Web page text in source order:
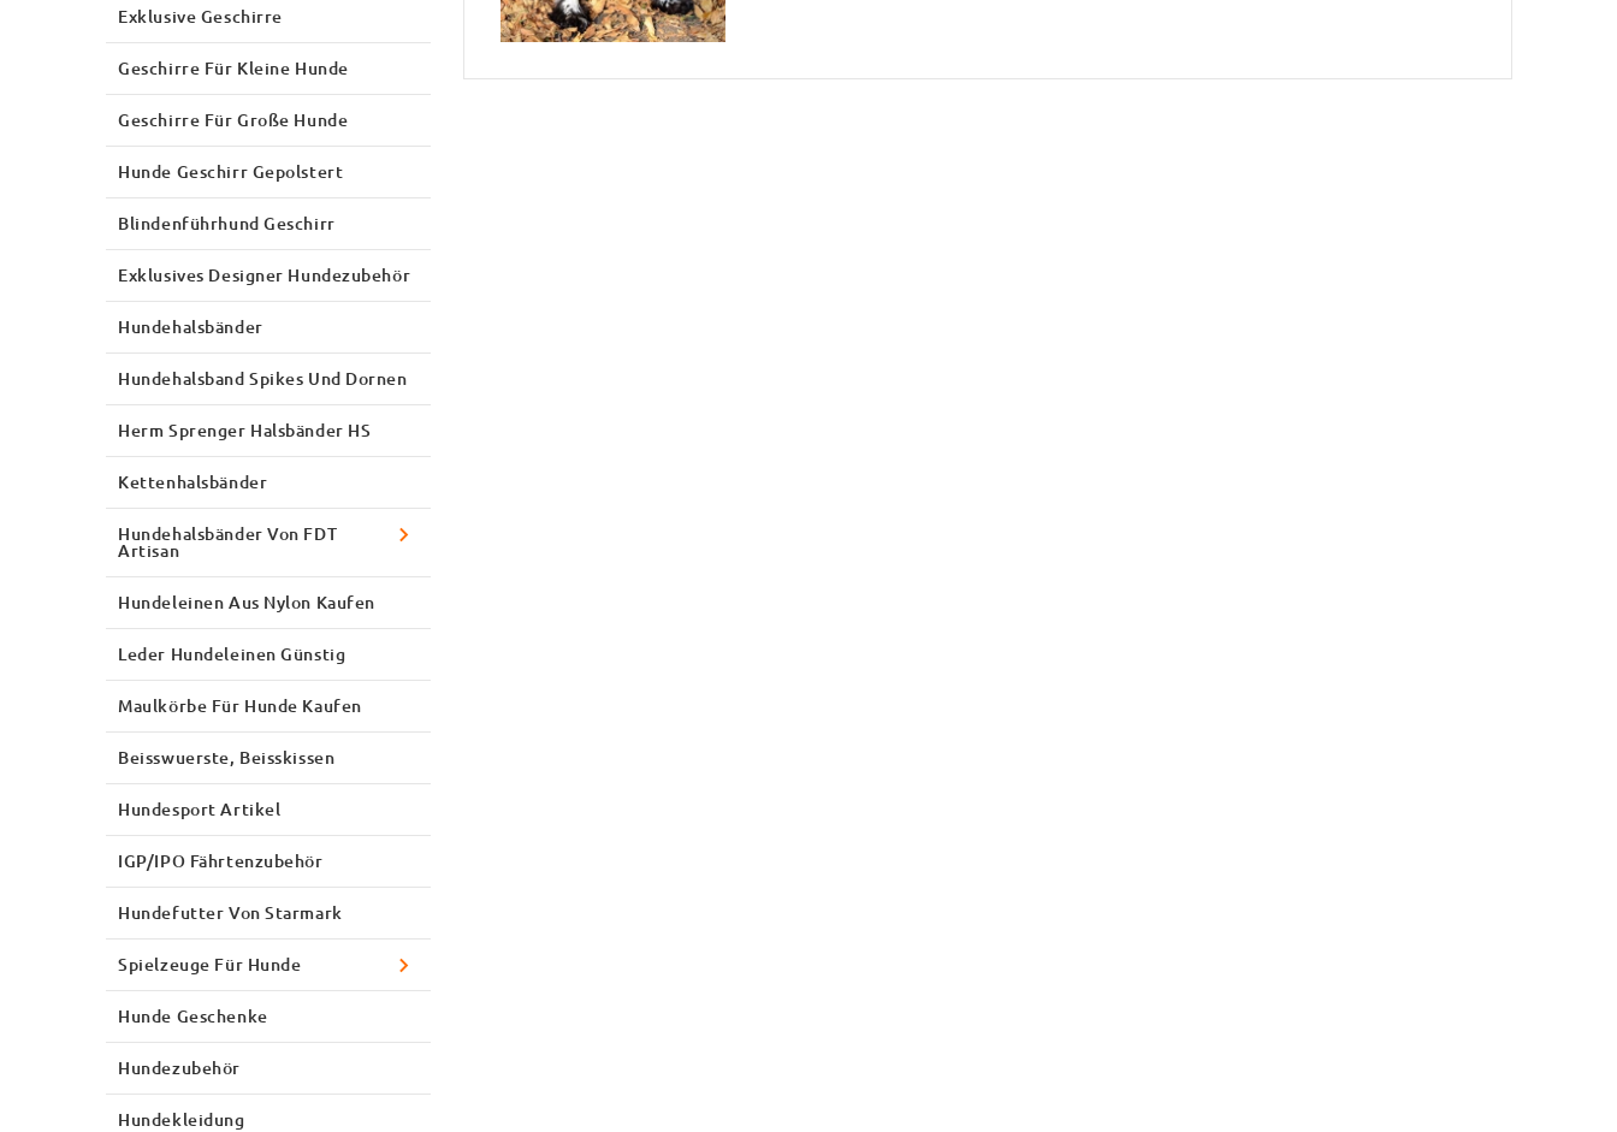
Exklusive Geschirre
Geschirre Für Kleine Hunde
Geschirre Für Große Hunde
Hunde Geschirr Gepolstert
Blindenführhund Geschirr
Exklusives Designer Hundezubehör
Hundehalsbänder
Hundehalsband Spikes Und Dornen
Herm Sprenger Halsbänder HS
Kettenhalsbänder
Hundehalsbänder Von FDT
Artisan
Hundeleinen Aus Nylon Kaufen
Leder Hundeleinen Günstig
Maulkörbe Für Hunde Kaufen
Beisswuerste, Beisskissen
Hundesport Artikel
IGP/IPO Fährtenzubehör
Hundefutter Von Starmark
Spielzeuge Für Hunde
Hunde Geschenke
Hundezubehör
Hundekleidung